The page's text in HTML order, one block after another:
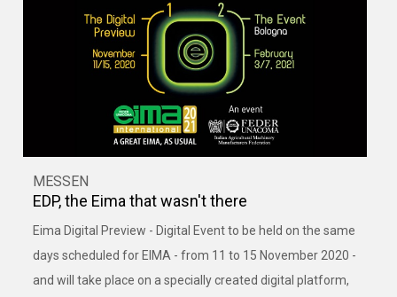
MESSEN
EDP, the Eima that wasn't there
Eima Digital Preview - Digital Event to be held on the same
days scheduled for EIMA - from 11 to 15 November 2020 -
and will take place on a specially created digital platform,